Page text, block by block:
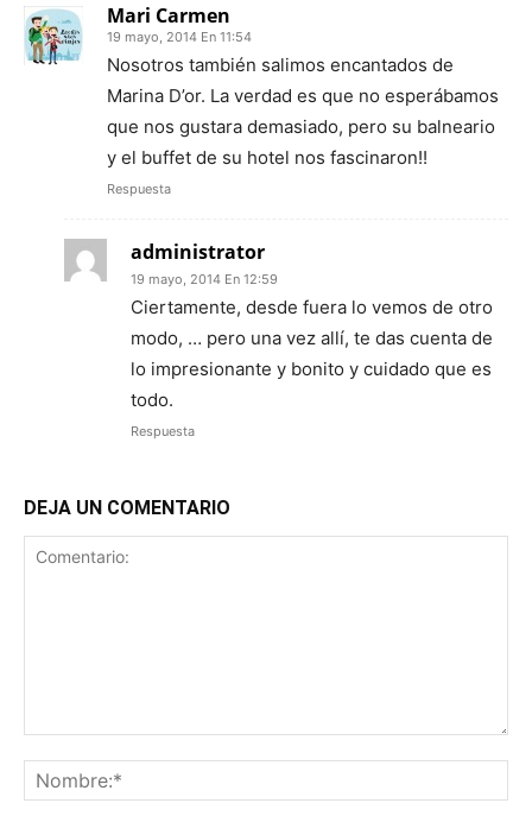
Mari Carmen
19 mayo, 2014 En 11:54
Nosotros también salimos encantados de
Marina D’or. La verdad es que no esperábamos
que nos gustara demasiado, pero su balneario
y el buffet de su hotel nos fascinaron!!
Respuesta
administrator
19 mayo, 2014 En 12:59
Ciertamente, desde fuera lo vemos de otro
modo, … pero una vez allí, te das cuenta de
lo impresionante y bonito y cuidado que es
todo.
Respuesta
DEJA UN COMENTARIO